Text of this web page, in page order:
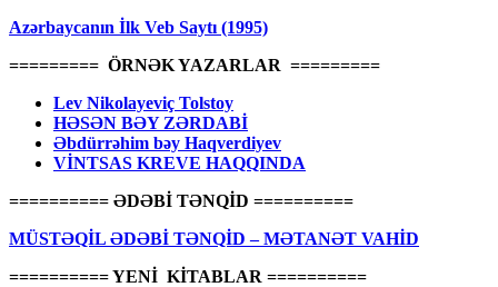
Azərbaycanın İlk Veb Saytı (1995)
========= ÖRNƏK YAZARLAR =========
Lev Nikolayeviç Tolstoy
HƏSƏN BƏY ZƏRDABİ
Əbdürrəhim bəy Haqverdiyev
VİNTSAS KREVE HAQQINDA
========== ƏDƏBİ TƏNQİD ==========
MÜSTƏQİL ƏDƏBİ TƏNQİD – MƏTANƏT VAHİD
========== YENİ KİTABLAR ==========